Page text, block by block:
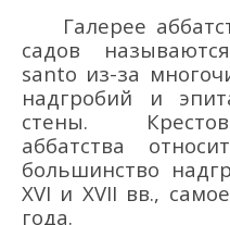
Галерее
садов
santo из-за
надгробий и
стены.
аббатства относ
большинство
XVI и XVII вв.,
года.